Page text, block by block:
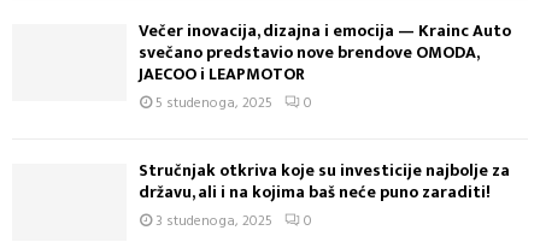
Večer inovacija, dizajna i emocija — Krainc Auto
svečano predstavio nove brendove OMODA,
JAECOO i LEAPMOTOR
5 studenoga, 2025 0
Stručnjak otkriva koje su investicije najbolje za
državu, ali i na kojima baš neće puno zaraditi!
3 studenoga, 2025 0